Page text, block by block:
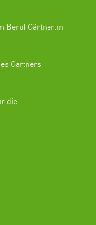
Beruf Gärtner:in
Gärtners
die